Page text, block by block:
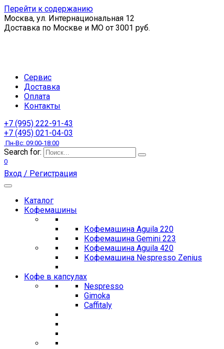
Перейти к содержанию
Москва, ул. Интернациональная 12
Доставка по Москве и МО от 3001 руб.
Сервис
Доставка
Оплата
Контакты
+7 (995) 222-91-43
+7 (495) 021-04-03
Пн-Вс: 09:00-18:00
Search for:
0
Вход / Регистрация
Каталог
Кофемашины
Кофемашина Aguila 220
Кофемашина Gemini 223
Кофемашина Aguila 420
Кофемашина Nespresso Zenius
Кофе в капсулах
Nespresso
Gimoka
Caffitaly